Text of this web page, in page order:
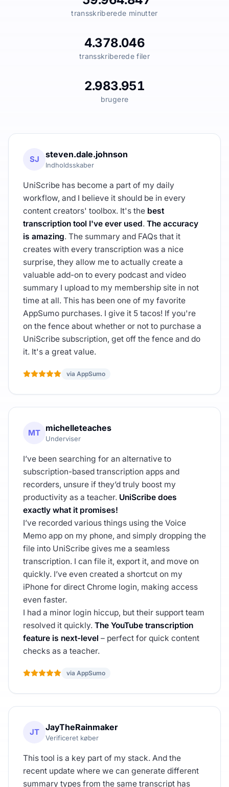
transskriberede minutter
4.378.046
transskriberede filer
2.983.951
brugere
SJ steven.dale.johnson
Indholdsskaber
UniScribe has become a part of my daily
workflow, and I believe it should be in every
content creators' toolbox. It's the best
transcription tool I've ever used. The accuracy
is amazing. The summary and FAQs that it
creates with every transcription was a nice
surprise, they allow me to actually create a
valuable add-on to every podcast and video
summary I upload to my membership site in not
time at all. This has been one of my favorite
AppSumo purchases. I give it 5 tacos! If you're
on the fence about whether or not to purchase a
UniScribe subscription, get off the fence and do
it. It's a great value.
via AppSumo
MT michelleteaches
Underviser
I’ve been searching for an alternative to
subscription-based transcription apps and
recorders, unsure if they’d truly boost my
productivity as a teacher. UniScribe does
exactly what it promises!
I’ve recorded various things using the Voice
Memo app on my phone, and simply dropping the
file into UniScribe gives me a seamless
transcription. I can file it, export it, and move on
quickly. I’ve even created a shortcut on my
iPhone for direct Chrome login, making access
even faster.
I had a minor login hiccup, but their support team
resolved it quickly. The YouTube transcription
feature is next-level – perfect for quick content
checks as a teacher.
via AppSumo
JT JayTheRainmaker
Verificeret køber
This tool is a key part of my stack. And the
recent update where we can generate different
summary types from the same transcript has